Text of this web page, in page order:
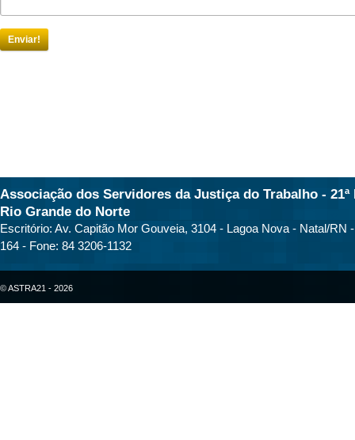
Enviar!
Associação dos Servidores da Justiça do Trabalho - 21ª
Rio Grande do Norte
Escritório: Av. Capitão Mor Gouveia, 3104 - Lagoa Nova - Natal/RN
164 - Fone: 84 3206-1132
© ASTRA21 - 2026